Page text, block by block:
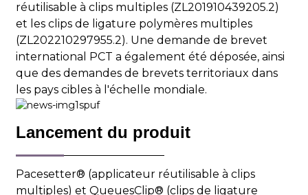
réutilisable à clips multiples (ZL201910439205.2)
et les clips de ligature polymères multiples
(ZL202210297955.2). Une demande de brevet
international PCT a également été déposée, ainsi
que des demandes de brevets territoriaux dans
les pays cibles à l'échelle mondiale.
Lancement du produit
Pacesetter® (applicateur réutilisable à clips
multiples) et QueuesClip® (clips de ligature